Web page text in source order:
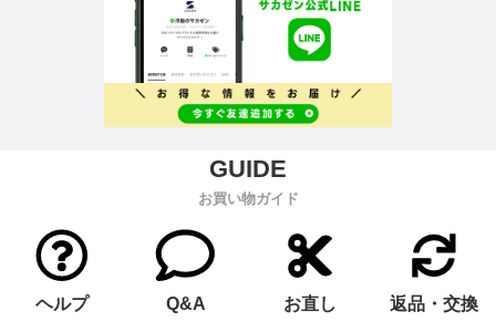
お買い物ガイド
ヘルプ Q&A お直し 返品・交換